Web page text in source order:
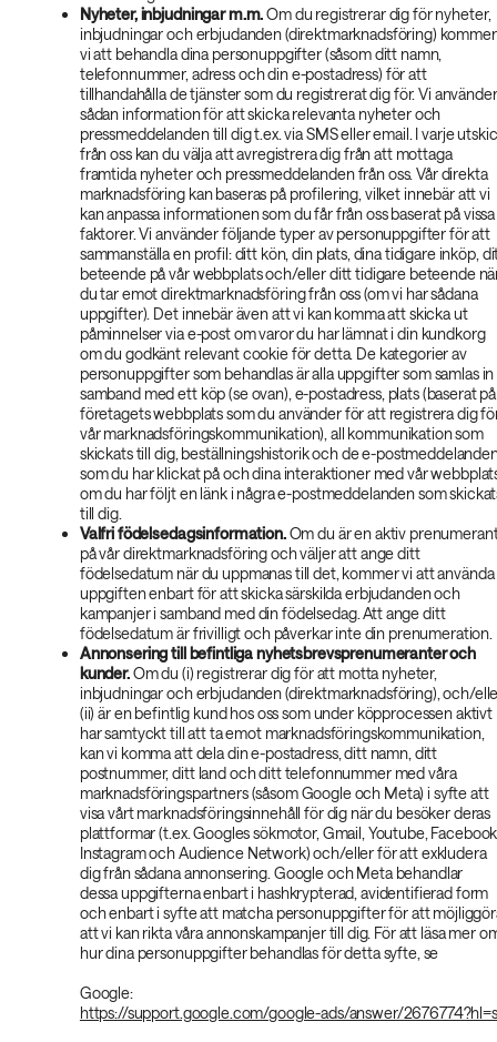
Nyheter, inbjudningar m.m.Om du registrerar dig för nyheter,
inbjudningar och erbjudanden (direktmarknadsföring) kommer
vi att behandla dina personuppgifter (såsom ditt namn,
telefonnummer, adress och din e-postadress) för att
tillhandahålla de tjänster som du registrerat dig för. Vi använder
sådan information för att skicka relevanta nyheter och
pressmeddelanden till dig t.ex. via SMS eller email. I varje
från oss kan du välja att avregistrera dig från att mottaga
framtida nyheter och pressmeddelanden från oss. Vår direkta
marknadsföring kan baseras på profilering, vilket innebär att vi
kan anpassa informationen som du får från oss baserat på vissa
faktorer. Vi använder följande typer av personuppgifter för att
sammanställa en profil: ditt kön, din plats, dina tidigare inköp,
beteende på vår webbplats och/eller ditt tidigare beteende
du tar emot direktmarknadsföring från oss (om vi har sådana
uppgifter). Det innebär även att vi kan komma att skicka ut
påminnelser via e-post om varor du har lämnat i din kundkorg
om du godkänt relevant cookie för detta. De kategorier av
personuppgifter som behandlas är alla uppgifter som samlas in
samband med ett köp (se ovan), e-postadress, plats (baserat på
företagets webbplats som du använder för att registrera dig
vår marknadsföringskommunikation), all kommunikation som
skickats till dig, beställningshistorik och de e-
som du har klickat på och dina interaktioner med vår
om du har följt en länk i några e-postmeddelanden som
till dig.
Valfri födelsedagsinformation.Om du är en aktiv
på vår direktmarknadsföring och väljer att ange ditt
födelsedatum när du uppmanas till det, kommer vi att använda
uppgiften enbart för att skicka särskilda erbjudanden och
kampanjer i samband med din födelsedag. Att ange ditt
födelsedatum är frivilligt och påverkar inte din prenumeration.
Annonsering till befintliga nyhetsbrevsprenumeranter och
kunder.Om du (i) registrerar dig för att motta nyheter,
inbjudningar och erbjudanden (direktmarknadsföring), och/
(ii) är en befintlig kund hos oss som under köpprocessen aktivt
har samtyckt till att ta emot marknadsföringskommunikation,
kan vi komma att dela din e-postadress, ditt namn, ditt
postnummer, ditt land och ditt telefonnummer med våra
marknadsföringspartners (såsom Google och Meta) i syfte att
visa vårt marknadsföringsinnehåll för dig när du besöker deras
plattformar (t.ex. Googles sökmotor, Gmail, Youtube,
Instagram och Audience Network) och/eller för att exkludera
dig från sådana annonsering. Google och Meta behandlar
dessa uppgifterna enbart i hashkrypterad, avidentifierad form
och enbart i syfte att matcha personuppgifter för att
att vi kan rikta våra annonskampanjer till dig. För att läsa mer
hur dina personuppgifter behandlas för detta syfte, se
Google:
https://support.google.com/google-ads/answer/